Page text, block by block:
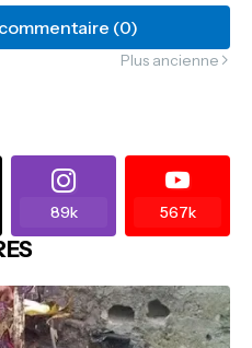
(0)
Plus ancienne
89k 567k